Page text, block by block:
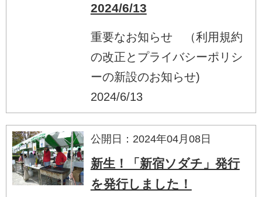
2024/6/13
重要なお知らせ （利用規約
の改正とプライバシーポリシ
ーの新設のお知らせ)
2024/6/13
公開日：2024年04月08日
新生！「新宿ソダチ」発行
を発行しました！